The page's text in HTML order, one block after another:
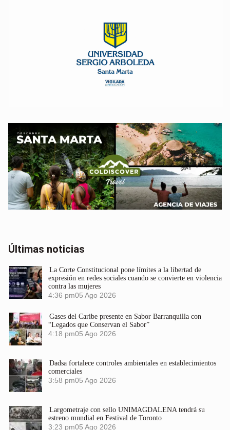
Últimas noticias
La Corte Constitucional pone límites a la libertad de
expresión en redes sociales cuando se convierte en violencia
contra las mujeres
4:36 pm05 Ago 2026
Gases del Caribe presente en Sabor Barranquilla con
“Legados que Conservan el Sabor”
4:18 pm05 Ago 2026
Dadsa fortalece controles ambientales en establecimientos
comerciales
3:58 pm05 Ago 2026
Largometraje con sello UNIMAGDALENA tendrá su
estreno mundial en Festival de Toronto
3:23 pm05 Ago 2026